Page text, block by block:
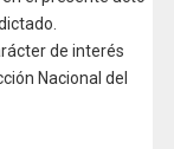
de interés
Nacional del